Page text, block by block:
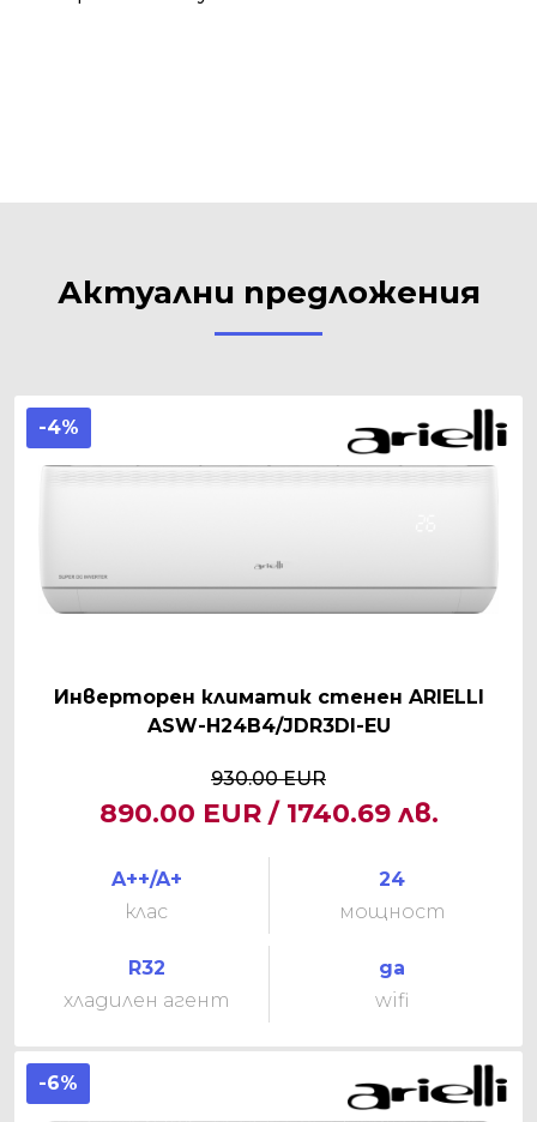
Актуални предложения
-4%
Инверторен климатик стенен ARIELLI
ASW-H24B4/JDR3DI-EU
930.00 EUR
890.00 EUR / 1740.69 лв.
A++/A+
клас
24
мощност
R32
хладилен агент
да
wifi
-6%